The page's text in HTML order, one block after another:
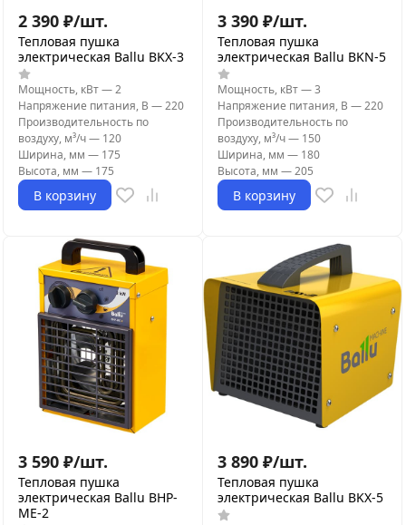
2 390 ₽/шт.
Тепловая пушка
электрическая Ballu BKX-3
Мощность, кВт—2
Напряжение питания, В —220
Производительность по
воздуху, м³/ч— 120
Ширина, мм — 175
Высота, мм — 175
В корзину
3 390 ₽/шт.
Тепловая пушка
электрическая Ballu BKN-5
Мощность, кВт—3
Напряжение питания, В —220
Производительность по
воздуху, м³/ч— 150
Ширина, мм — 180
Высота, мм —205
В корзину
3 590 ₽/шт.
Тепловая пушка
электрическая Ballu BHP-
ME-2
3 890 ₽/шт.
Тепловая пушка
электрическая Ballu BKX-5